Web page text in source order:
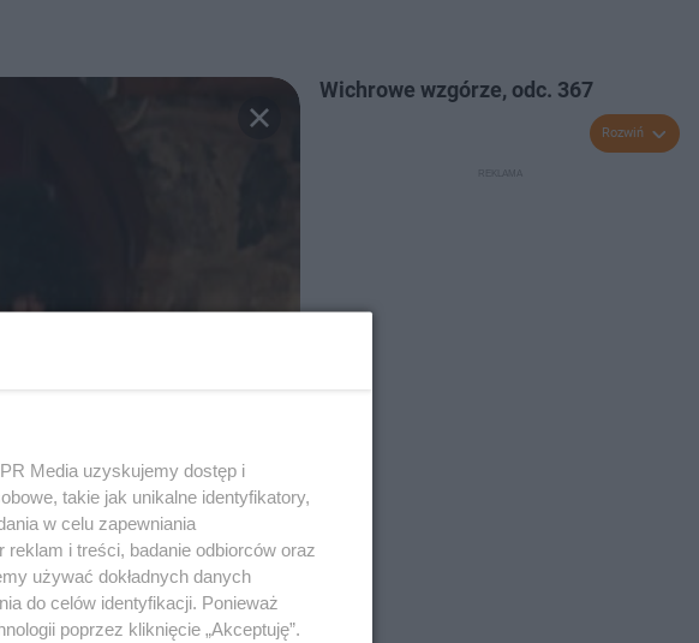
Wichrowe wzgórze, odc. 367
Rozwiń
Media uzyskujemy dostęp i
takie jak unikalne identyfikatory,
w celu zapewniania
i treści, badanie odbiorców oraz
używać dokładnych danych
do celów identyfikacji. Ponieważ
poprzez kliknięcie „Akceptuję”.